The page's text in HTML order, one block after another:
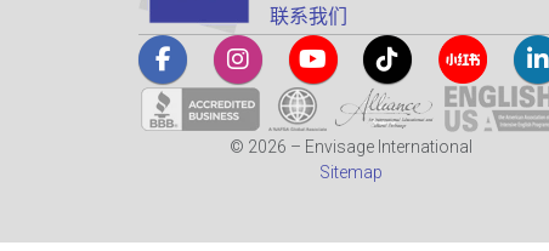
联系我们
© 2026 – Envisage International
Sitemap